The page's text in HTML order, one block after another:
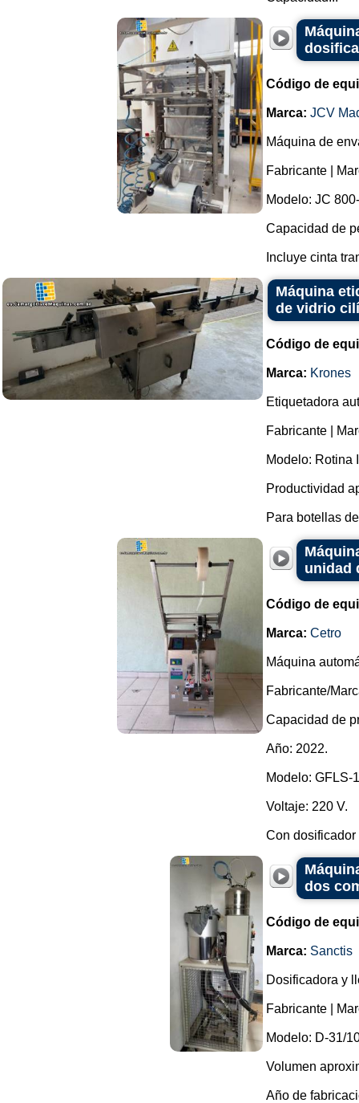
Código de
Marca: JCV
Máquina de
Fabricante |
Modelo: JC
Capacidad de
Incluye cinta
Máquina
de vidrio
Código de
Marca: Krones
Etiquetadora
Fabricante |
Modelo: Rotina
Productividad
Para botellas
unidad
Código de
Marca: Cetro
Máquina
Fabricante/
Capacidad de
Año: 2022.
Modelo: GFLS-
Voltaje: 220 V.
Con dosificador
dos
Código de
Marca: Sanctis
Dosificadora y
Fabricante |
Modelo: D-31/
Volumen
Año de